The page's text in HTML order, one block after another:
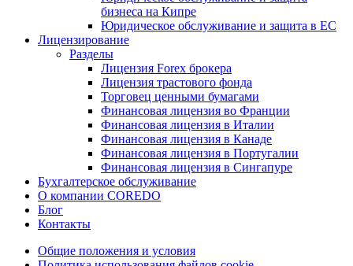
бизнеса на Кипре
Юридическое обслуживание и защита в ЕС
Лицензирование
Разделы
Лицензия Forex брокера
Лицензия трастового фонда
Торговец ценными бумагами
Финансовая лицензия во Франции
Финансовая лицензия в Италии
Финансовая лицензия в Канаде
Финансовая лицензия в Португалии
Финансовая лицензия в Сингапуре
Бухгалтерское обслуживание
О компании COREDO
Блог
Контакты
Общие положения и условия